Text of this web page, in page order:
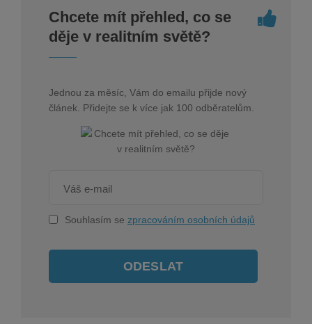
Chcete mít přehled, co se
děje v realitním světě?
Jednou za měsíc, Vám do emailu přijde nový
článek. Přidejte se k více jak 100 odběratelům.
Souhlasím se zpracováním osobních údajů
ODESLAT